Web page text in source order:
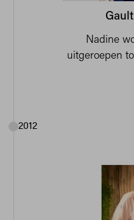
Nadine
uitgeroepen
2012